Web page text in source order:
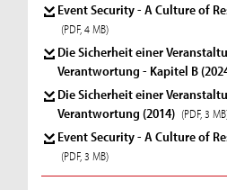
Event Security - A Culture of
(PDF, 4 MB)
Die Sicherheit einer
Verantwortung - Kapitel B
Die Sicherheit einer
Verantwortung (2014) (PDF, 3
Event Security - A Culture of
(PDF, 3 MB)